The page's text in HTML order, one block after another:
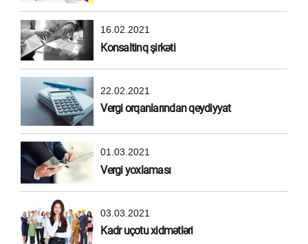
16.02.2021
Konsaltinq şirkəti
22.02.2021
Vergi orqanlarından qeydiyyat
01.03.2021
Vergi yoxlaması
03.03.2021
Kadr uçotu xidmətləri